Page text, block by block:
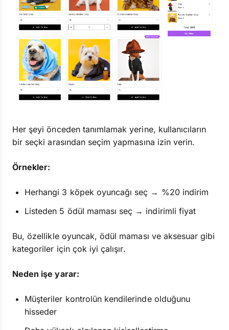
Her şeyi önceden tanımlamak yerine, kullanıcıların
bir seçki arasından seçim yapmasına izin verin.
Örnekler:
Herhangi 3 köpek oyuncağı seç → %20 indirim
Listeden 5 ödül maması seç → indirimli fiyat
Bu, özellikle oyuncak, ödül maması ve aksesuar gibi
kategoriler için çok iyi çalışır.
Neden işe yarar:
Müşteriler kontrolün kendilerinde olduğunu
hisseder